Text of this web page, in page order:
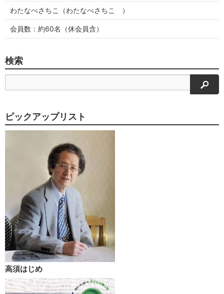
わたなべさちこ（わたなべさちこ ）
会員数：約60名（休会員含）
検索
検索
ピックアップリスト
高須はじめ